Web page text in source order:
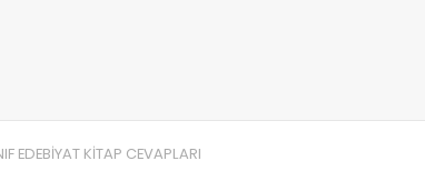
EDEBİYAT KİTAP CEVAPLARI